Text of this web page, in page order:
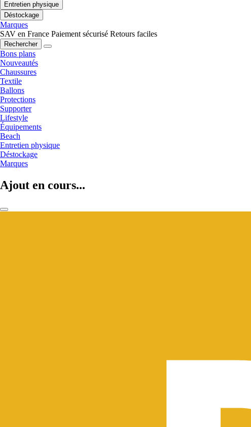
Entretien physique
Déstockage
Marques
SAV en France Paiement sécurisé Retours faciles
Rechercher
Bons plans
Nouveautés
Chaussures
Textile
Ballons
Protections
Supporter
Lifestyle
Équipements
Beach
Entretien physique
Déstockage
Marques
Ajout en cours...